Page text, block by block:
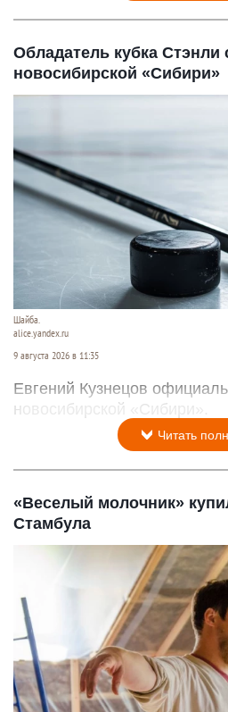
Обладатель кубка Стэнли
новосибирской «Сибири»
Шайба.
alice.yandex.ru
9 августа 2026 в 11:35
Евгений Кузнецов
новосибирской «Сибири».
Читать
«Веселый молочник»
Стамбула